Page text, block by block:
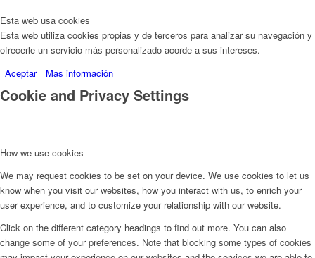
Esta web usa cookies
Esta web utiliza cookies propias y de terceros para analizar su navegación y
ofrecerle un servicio más personalizado acorde a sus intereses.
Aceptar
Mas información
Cookie and Privacy Settings
How we use cookies
We may request cookies to be set on your device. We use cookies to let us
know when you visit our websites, how you interact with us, to enrich your
user experience, and to customize your relationship with our website.
Click on the different category headings to find out more. You can also
change some of your preferences. Note that blocking some types of cookies